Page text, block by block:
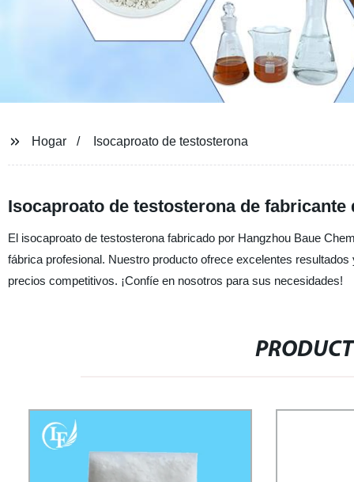
Hogar Isocaproato de testosterona
Isocaproato de testosterona de fabricante
El isocaproato de testosterona fabricado por Hangzhou Baue
fábrica profesional. Nuestro producto ofrece excelentes
precios competitivos. ¡Confíe en nosotros para sus necesidades!